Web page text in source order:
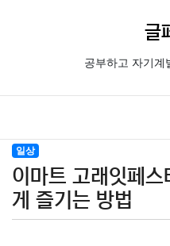
글
공부하고 자기계
일상
이마트 고래잇페
게 즐기는 방법